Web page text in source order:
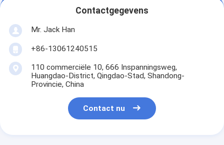
Contactgegevens
Mr. Jack Han
+86-13061240515
110 commerciële 10, 666 Inspanningsweg,
Huangdao-District, Qingdao-Stad, Shandong-
Provincie, China
Contact nu